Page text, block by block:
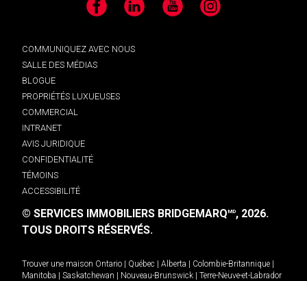
Facebook LinkedIn YouTube Instagram
COMMUNIQUEZ AVEC NOUS
SALLE DES MÉDIAS
BLOGUE
PROPRIÉTÉS LUXUEUSES
COMMERCIAL
INTRANET
AVIS JURIDIQUE
CONFIDENTIALITÉ
TÉMOINS
ACCESSIBILITÉ
© SERVICES IMMOBILIERS BRIDGEMARQMD, 2026.
TOUS DROITS RÉSERVÉS.
Trouver une maison Ontario | Québec | Alberta | Colombie-Britannique |
Manitoba | Saskatchewan | Nouveau-Brunswick | Terre-Neuve-et-Labrador